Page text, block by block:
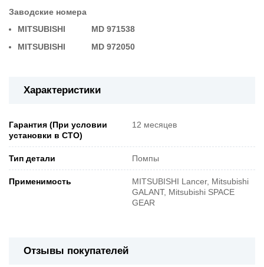
Заводские номера
MITSUBISHI MD 971538
MITSUBISHI MD 972050
Характеристики
Гарантия (При условии
установки в СТО)
12 месяцев
Тип детали Помпы
Применимость
MITSUBISHI Lancer, Mitsubishi
GALANT, Mitsubishi SPACE
GEAR
Отзывы покупателей